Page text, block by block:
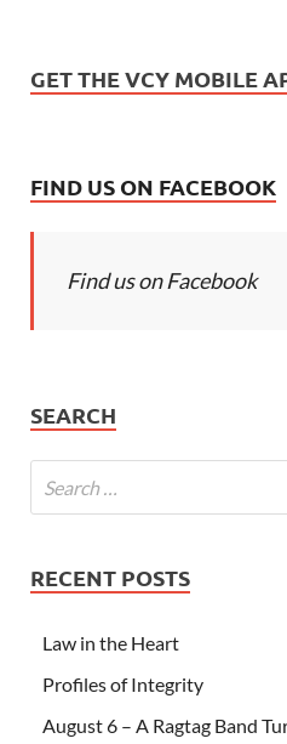
GET THE VCY MOBILE
FIND US ON FACEBOOK
Find us on Facebook
SEARCH
RECENT POSTS
Law in the Heart
Profiles of Integrity
August 6 – A Ragtag Band